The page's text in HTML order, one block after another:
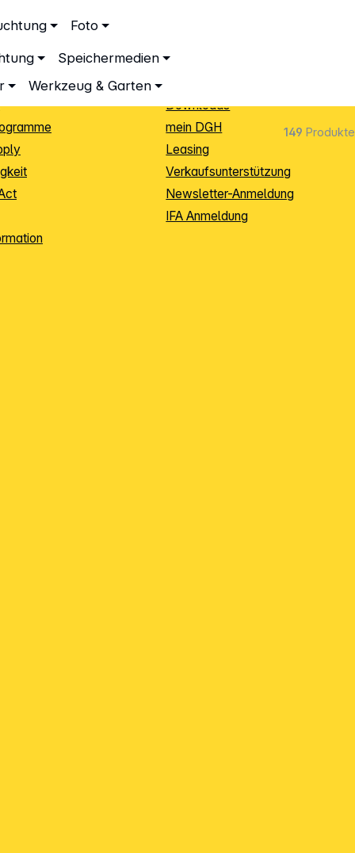
Foto
Speichermedien
Werkzeug & Garten
149 Produkte
Sendungsverfolgung
Downloads
mein DGH
Leasing
Verkaufsunterstützung
Newsletter-Anmeldung
IFA Anmeldung